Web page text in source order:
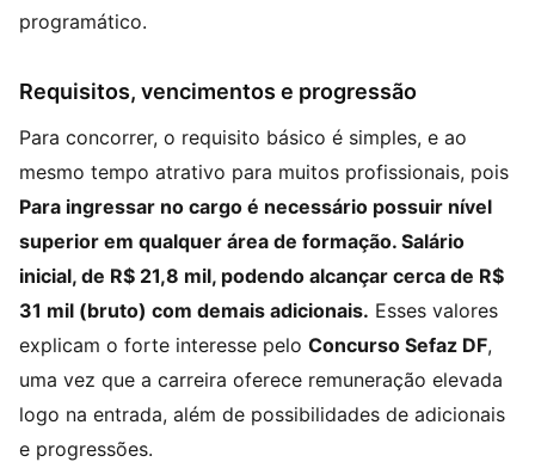
programático.
Requisitos, vencimentos e progressão
Para concorrer, o requisito básico é simples, e ao
mesmo tempo atrativo para muitos profissionais, pois
Para ingressar no cargo é necessário possuir nível
superior em qualquer área de formação. Salário
inicial, de R$ 21,8 mil, podendo alcançar cerca de R$
31 mil (bruto) com demais adicionais. Esses valores
explicam o forte interesse pelo Concurso Sefaz DF,
uma vez que a carreira oferece remuneração elevada
logo na entrada, além de possibilidades de adicionais
e progressões.